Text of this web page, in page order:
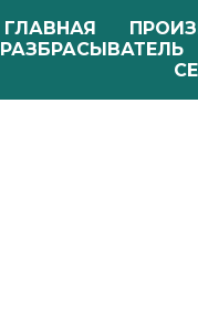
ГЛАВНАЯ
РАЗБРАСЫВАТЕЛЬ